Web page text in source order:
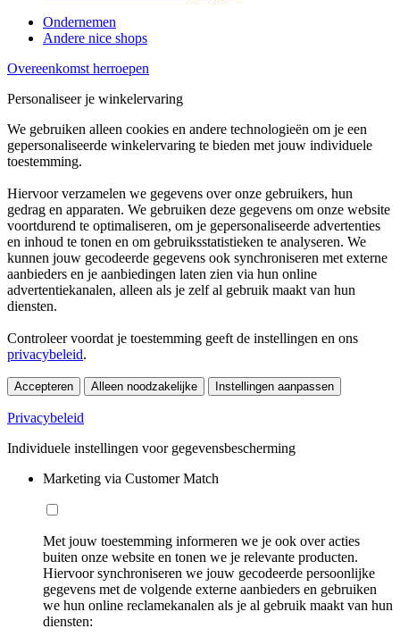
Ondernemen
Andere nice shops
Overeenkomst herroepen
Personaliseer je winkelervaring
We gebruiken alleen cookies en andere technologieën om je een
gepersonaliseerde winkelervaring te bieden met jouw individuele
toestemming.
Hiervoor verzamelen we gegevens over onze gebruikers, hun
gedrag en apparaten. We gebruiken deze gegevens om onze website
voortdurend te optimaliseren, om je gepersonaliseerde advertenties
en inhoud te tonen en om gebruiksstatistieken te analyseren. We
kunnen jouw gecodeerde gegevens ook synchroniseren met externe
aanbieders en je aanbiedingen laten zien via hun online
advertentiekanalen, alleen als je zelf al gebruik maakt van hun
diensten.
Controleer voordat je toestemming geeft de instellingen en ons
privacybeleid.
Accepteren Alleen noodzakelijke Instellingen aanpassen
Privacybeleid
Individuele instellingen voor gegevensbescherming
Marketing via Customer Match
Met jouw toestemming informeren we je ook over acties
buiten onze website en tonen we je relevante producten.
Hiervoor synchroniseren we jouw gecodeerde persoonlijke
gegevens met de volgende externe aanbieders en gebruiken
we hun online reclamekanalen als je al gebruik maakt van hun
diensten: